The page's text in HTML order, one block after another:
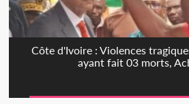
Côte d'Ivoire : Violences
ayant fait 03 morts,